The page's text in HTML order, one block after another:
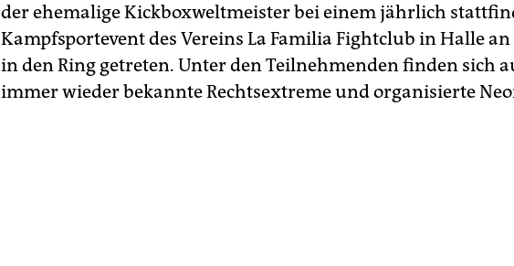
der ehemalige Kickboxweltmeister bei einem jährlich
Kampfsportevent des Vereins La Familia Fightclub in Halle an
in den Ring getreten. Unter den Teilnehmenden finden sich
immer wieder bekannte Rechtsextreme und organisierte